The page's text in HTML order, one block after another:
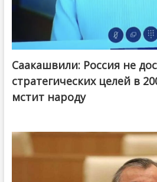
Саакашвили: Россия не
стратегических целей в
мстит народу